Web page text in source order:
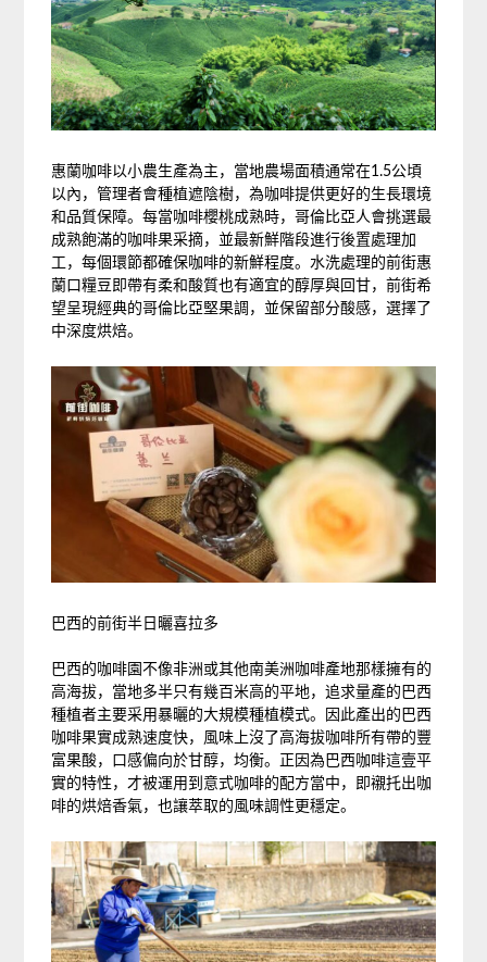
惠蘭咖啡以小農生產為主，當地農場面積通常在1.5公頃
以內，管理者會種植遮陰樹，為咖啡提供更好的生長環境
和品質保障。每當咖啡櫻桃成熟時，哥倫比亞人會挑選最
成熟飽滿的咖啡果采摘，並最新鮮階段進行後置處理加
工，每個環節都確保咖啡的新鮮程度。水洗處理的前街惠
蘭口糧豆即帶有柔和酸質也有適宜的醇厚與回甘，前街希
望呈現經典的哥倫比亞堅果調，並保留部分酸感，選擇了
中深度烘焙。
巴西的前街半日曬喜拉多
巴西的咖啡園不像非洲或其他南美洲咖啡產地那樣擁有的
高海拔，當地多半只有幾百米高的平地，追求量產的巴西
種植者主要采用暴曬的大規模種植模式。因此產出的巴西
咖啡果實成熟速度快，風味上沒了高海拔咖啡所有帶的豐
富果酸，口感偏向於甘醇，均衡。正因為巴西咖啡這壹平
實的特性，才被運用到意式咖啡的配方當中，即襯托出咖
啡的烘焙香氣，也讓萃取的風味調性更穩定。